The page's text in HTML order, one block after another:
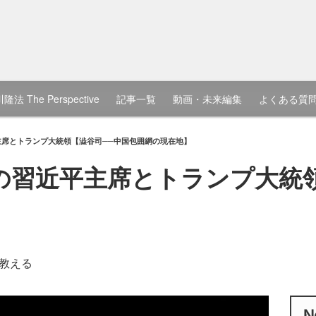
隆法 The Perspective 記事一覧 動画・未来編集 よくある質
とトランプ大統領【澁谷司──中国包囲網の現在地】
習近平主席とトランプ大
える